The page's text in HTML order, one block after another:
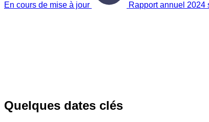
En cours de mise à jour Rapport annuel 2024
Quelques dates clés